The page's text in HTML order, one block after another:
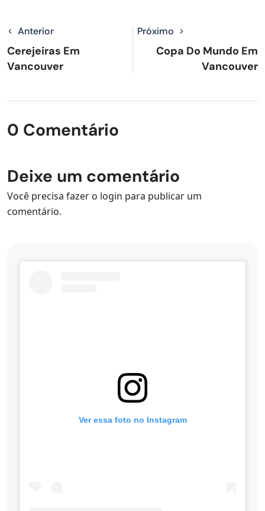
Anterior
Cerejeiras Em
Vancouver
Próximo
Copa Do Mundo Em
Vancouver
0 Comentário
Deixe um comentário
Você precisa fazer o login para publicar um
comentário.
Ver essa foto no Instagram